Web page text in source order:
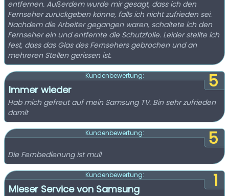
entfernen. Außerdem wurde mir gesagt, dass ich den
Fernseher zurückgeben könne, falls ich nicht zufrieden sei.
Nachdem die Arbeiter gegangen waren, schaltete ich den
Fernseher ein und entfernte die Schutzfolie. Leider stellte ich
fest, dass das Glas des Fernsehers gebrochen und an
mehreren Stellen gerissen ist.
5
Kundenbewertung:
Immer wieder
Hab mich gefreut auf mein Samsung TV. Bin sehr zufrieden
damit
5
Kundenbewertung:
Die Fernbedienung ist mull
1
Kundenbewertung:
Mieser Service von Samsung